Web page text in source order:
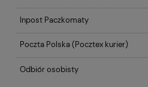
Inpost Paczkomaty
Poczta Polska(Pocztex kurier)
Odbiór osobisty